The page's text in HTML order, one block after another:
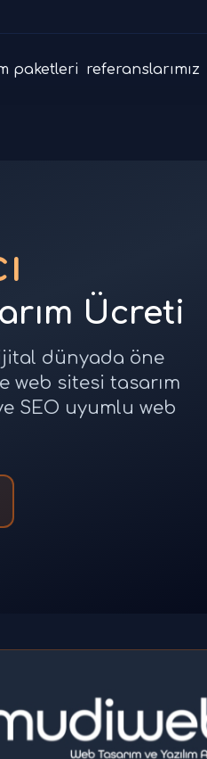
paketleri referanslarımız
Ücreti
dünyada öne
web sitesi tasarım
SEO uyumlu web